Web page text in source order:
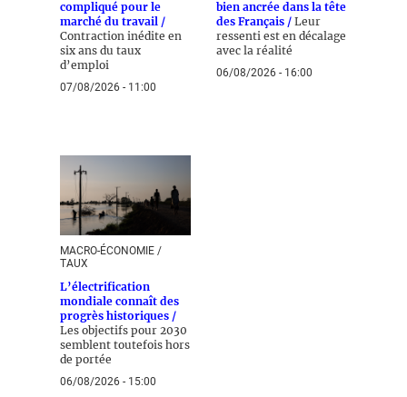
compliqué pour le
marché du travail /
Contraction inédite en
six ans du taux
d’emploi
07/08/2026 - 11:00
bien ancrée dans la tête
des Français / Leur
ressenti est en décalage
avec la réalité
06/08/2026 - 16:00
MACRO-ÉCONOMIE /
TAUX
L’électrification
mondiale connaît des
progrès historiques /
Les objectifs pour 2030
semblent toutefois hors
de portée
06/08/2026 - 15:00